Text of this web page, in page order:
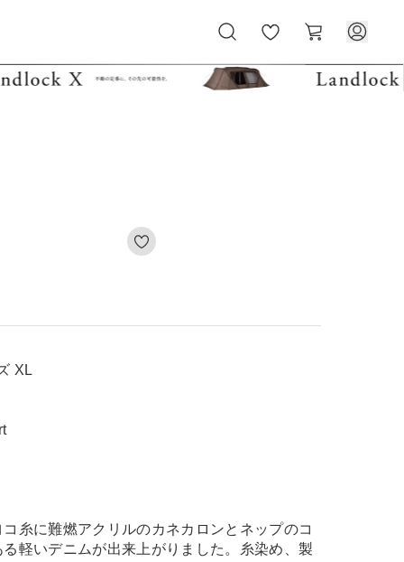
気
に
ー
ト
XL
糸に難燃アクリルのカネカロンとネップのコ
軽いデニムが出来上がりました。糸染め、製